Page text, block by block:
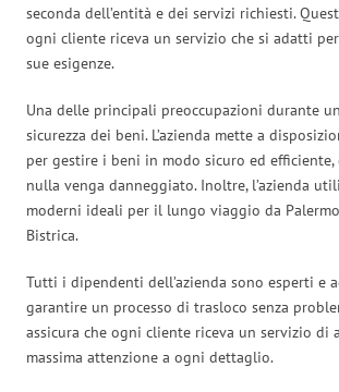
seconda dell’entità e dei servizi richiesti.
ogni cliente riceva un servizio che si adatti
sue esigenze.
Una delle principali preoccupazioni durante
sicurezza dei beni. L’azienda mette a
per gestire i beni in modo sicuro ed efficiente,
nulla venga danneggiato. Inoltre, l’azienda
moderni ideali per il lungo viaggio da
Bistrica.
Tutti i dipendenti dell’azienda sono esperti e
garantire un processo di trasloco senza
assicura che ogni cliente riceva un servizio di
massima attenzione a ogni dettaglio.